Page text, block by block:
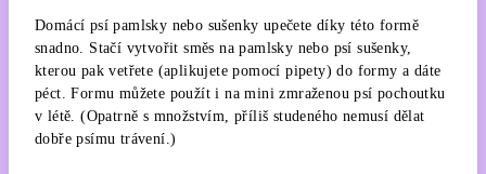
Domácí psí pamlsky nebo sušenky upečete díky této formě
snadno. Stačí vytvořit směs na pamlsky nebo psí sušenky,
kterou pak vetřete (aplikujete pomocí pipety) do formy a dáte
péct. Formu můžete použít i na mini zmraženou psí pochoutku
v létě. (Opatrně s množstvím, příliš studeného nemusí dělat
dobře psímu trávení.)